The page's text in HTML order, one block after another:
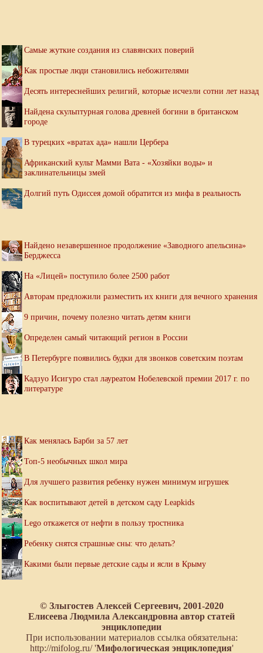
Самые жуткие создания из славянских поверий
Как простые люди становились небожителями
Десять интереснейших религий, которые исчезли сотни лет назад
Найдена скульптурная голова древней богини в британском
городе
В турецких «вратах ада» нашли Цербера
Африканский культ Мамми Вата - «Хозяйки воды» и
заклинательницы змей
Долгий путь Одиссея домой обратится из мифа в реальность
Найдено незавершенное продолжение «Заводного апельсина»
Берджесса
На «Лицей» поступило более 2500 работ
Авторам предложили разместить их книги для вечного хранения
9 причин, почему полезно читать детям книги
Определен самый читающий регион в России
В Петербурге появились будки для звонков советским поэтам
Кадзуо Исигуро стал лауреатом Нобелевской премии 2017 г. по
литературе
Как менялась Барби за 57 лет
Топ-5 необычных школ мира
Для лучшего развития ребенку нужен минимум игрушек
Как воспитывают детей в детском саду Leapkids
Lego откажется от нефти в пользу тростника
Ребенку снятся страшные сны: что делать?
Какими были первые детские сады и ясли в Крыму
© Злыгостев Алексей Сергеевич, 2001-2020
Елисеева Людмила Александровна автор статей
энциклопедии
При использовании материалов ссылка обязательна:
http://mifolog.ru/ 'Мифологическая энциклопедия'